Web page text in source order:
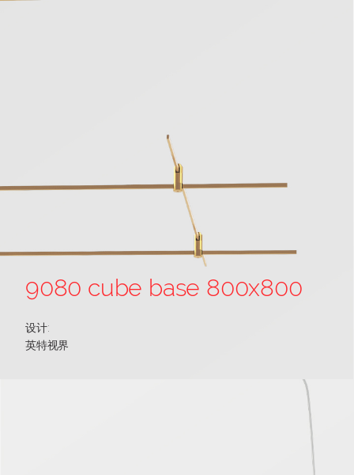
9080 cube base 800x800
设计:
英特视界